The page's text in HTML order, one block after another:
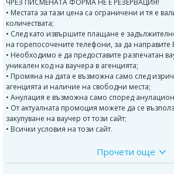
• Местата за тази цена са ограничени и тя е
количествата;
• След като извършите плащане е
на горепосочените телефони, за да
• Необходимо е да предоставите разпечатан
уникален код на ваучера в агенцията;
• Промяна на дата е възможна само след
агенцията и наличие на свободни места;
• Анулация е възможна само според
• От актуалната промоция можете да се
закупуване на ваучер от този сайт;
• Всички условия на този сайт.
Прочети още